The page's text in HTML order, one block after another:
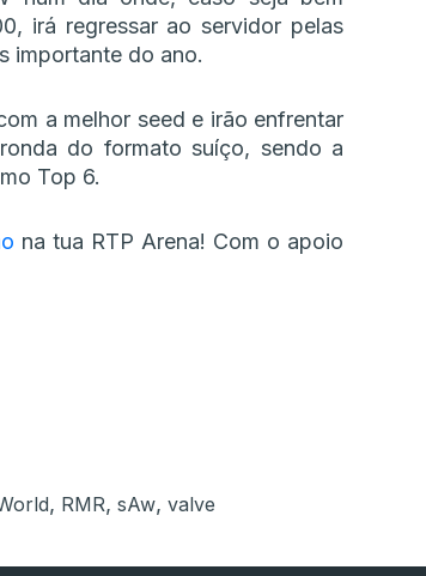
irá regressar ao servidor pelas
importante do ano.
a melhor seed e irão enfrentar
do formato suíço, sendo a
Top 6.
na tua RTP Arena! Com o apoio
, RMR, sAw, valve